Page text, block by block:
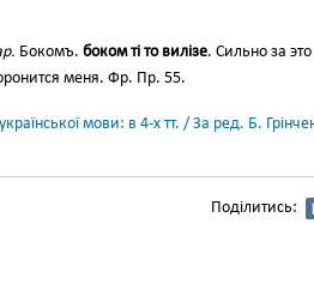
Бокомъ. боком ті то вилізе. Сильно за
меня. Фр. Пр. 55.
мови: в 4-х тт. / За ред. Б.
Поділитись: